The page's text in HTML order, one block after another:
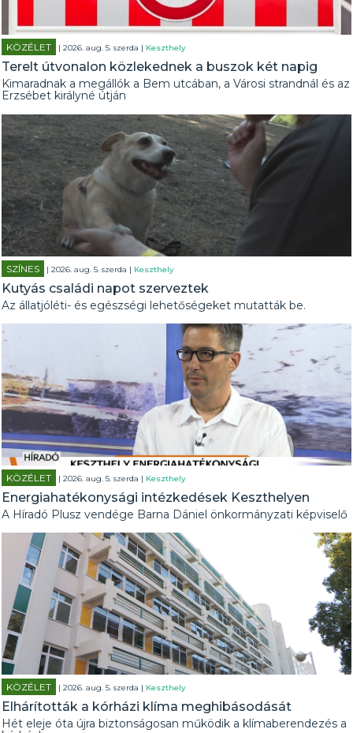
KÖZÉLET | 2026. aug. 5. szerda | Keszthely
Terelt útvonalon közlekednek a buszok két napig
Kimaradnak a megállók a Bem utcában, a Városi strandnál és az
Erzsébet királyné útján
SZÍNES | 2026. aug. 5. szerda | Keszthely
Kutyás családi napot szerveztek
Az állatjóléti- és egészségi lehetőségeket mutatták be.
KÖZÉLET | 2026. aug. 5. szerda | Keszthely
Energiahatékonysági intézkedések Keszthelyen
A Híradó Plusz vendége Barna Dániel önkormányzati képviselő
KÖZÉLET | 2026. aug. 5. szerda | Keszthely
Elhárították a kórházi klíma meghibásodását
Hét eleje óta újra biztonságosan működik a klímaberendezés a